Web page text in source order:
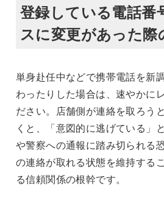
登録している電話番
スに変更があった際
単身赴任中などで携帯電話を新
わったりした場合は、速やかに
ださい。店舗側が連絡を取ろう
くと、「意図的に逃げている」
や警察への通報に踏み切られる
の連絡が取れる状態を維持する
る信頼関係の根幹です。